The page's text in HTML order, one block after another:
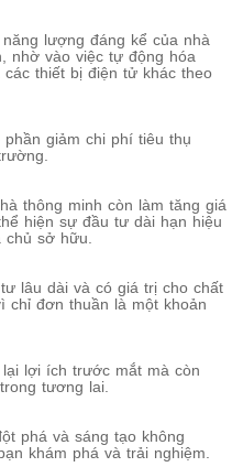
lượng đáng kể của nhà
nhờ vào việc tự động hóa
thiết bị điện tử khác theo
giảm chi phí tiêu thụ
thông minh còn làm tăng giá
hiện sự đầu tư dài hạn hiệu
sở hữu.
lâu dài và có giá trị cho chất
chỉ đơn thuần là một khoản
lợi ích trước mắt mà còn
tương lai.
phá và sáng tạo không
khám phá và trải nghiệm.